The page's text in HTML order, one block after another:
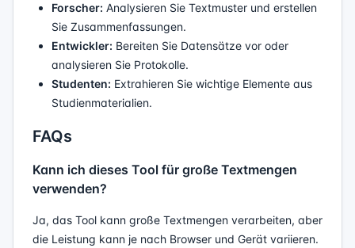
Forscher: Analysieren Sie Textmuster und erstellen
Sie Zusammenfassungen.
Entwickler: Bereiten Sie Datensätze vor oder
analysieren Sie Protokolle.
Studenten: Extrahieren Sie wichtige Elemente aus
Studienmaterialien.
FAQs
Kann ich dieses Tool für große Textmengen
verwenden?
Ja, das Tool kann große Textmengen verarbeiten, aber
die Leistung kann je nach Browser und Gerät variieren.